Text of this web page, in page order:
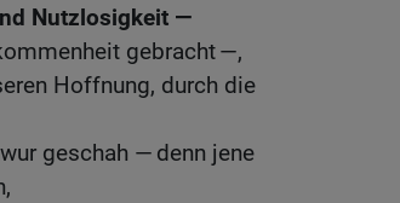
Nutzlosigkeit —
gebracht —,
Hoffnung, durch die
geschah — denn jene